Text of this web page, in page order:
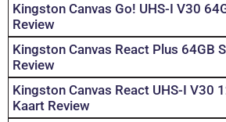
Kingston Canvas Go! UHS-I V30
Review
Kingston Canvas React Plus 64GB
Review
Kingston Canvas React UHS-I V30
Kaart Review